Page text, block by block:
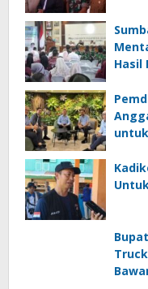
Hasil